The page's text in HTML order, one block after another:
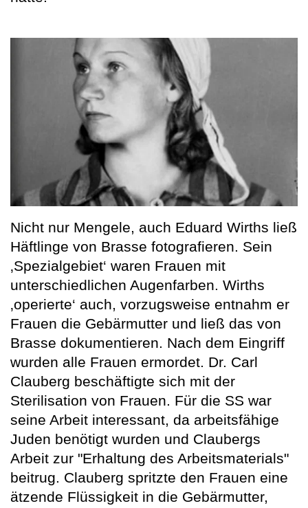
Nicht nur Mengele, auch Eduard Wirths ließ
Häftlinge von Brasse fotografieren. Sein
‚Spezialgebiet‘ waren Frauen mit
unterschiedlichen Augenfarben. Wirths
‚operierte‘ auch, vorzugsweise entnahm er
Frauen die Gebärmutter und ließ das von
Brasse dokumentieren. Nach dem Eingriff
wurden alle Frauen ermordet. Dr. Carl
Clauberg beschäftigte sich mit der
Sterilisation von Frauen. Für die SS war
seine Arbeit interessant, da arbeitsfähige
Juden benötigt wurden und Claubergs
Arbeit zur "Erhaltung des Arbeitsmaterials"
beitrug. Clauberg spritzte den Frauen eine
ätzende Flüssigkeit in die Gebärmutter,